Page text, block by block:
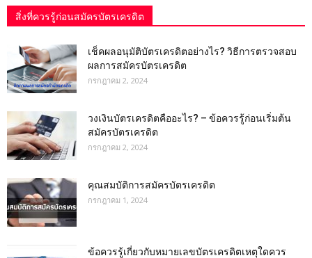
สิ่งที่ควรรู้ก่อนสมัครบัตรเครดิต
เช็คผลอนุมัติบัตรเครดิตอย่างไร? วิธีการตรวจสอบ
ผลการสมัครบัตรเครดิต
กรกฎาคม 2, 2024
วงเงินบัตรเครดิตคืออะไร? – ข้อควรรู้ก่อนเริ่มต้น
สมัครบัตรเครดิต
กรกฎาคม 2, 2024
คุณสมบัติการสมัครบัตรเครดิต
กรกฎาคม 1, 2024
ข้อควรรู้เกี่ยวกับหมายเลขบัตรเครดิตเหตุใดควร